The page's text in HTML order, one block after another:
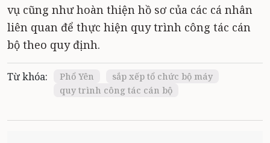
vụ cũng như hoàn thiện hồ sơ của các cá nhân
liên quan để thực hiện quy trình công tác cán
bộ theo quy định.
Từ khóa: Phổ Yên
sắp xếp tổ chức bộ máy
quy trình công tác cán bộ